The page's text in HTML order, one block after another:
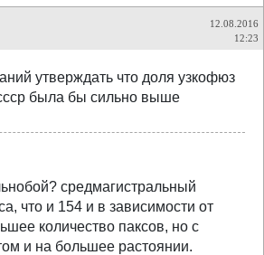
12.08.2016
12:23
утверждать что доля узкофюз
была бы сильно выше
средмагистральный
что и 154 и в зависимости от
количество паксов, но с
и на большее растоянии.